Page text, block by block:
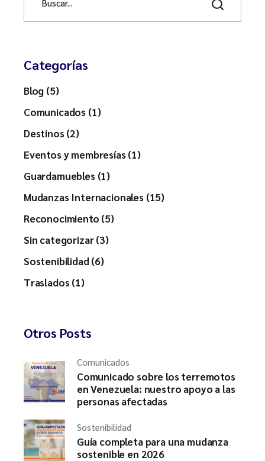
Categorías
Blog (5)
Comunicados (1)
Destinos (2)
Eventos y membresías (1)
Guardamuebles (1)
Mudanzas Internacionales (15)
Reconocimiento (5)
Sin categorizar (3)
Sostenibilidad (6)
Traslados (1)
Otros Posts
Comunicados
Comunicado sobre los terremotos
en Venezuela: nuestro apoyo a las
personas afectadas
Sostenibilidad
Guía completa para una mudanza
sostenible en 2026